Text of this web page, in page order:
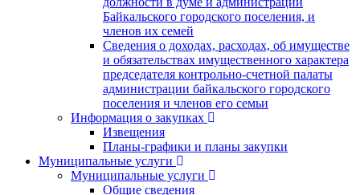
Байкальского городского поселения, и
членов их семей
Сведения о доходах, расходах, об имуществе
и обязательствах имущественного характера
председателя контрольно-счетной палаты
администрации байкальского городского
поселения и членов его семьи
Информация о закупках
Извещения
Планы-графики и планы закупки
Муниципальные услуги
Муниципальные услуги
Общие сведения